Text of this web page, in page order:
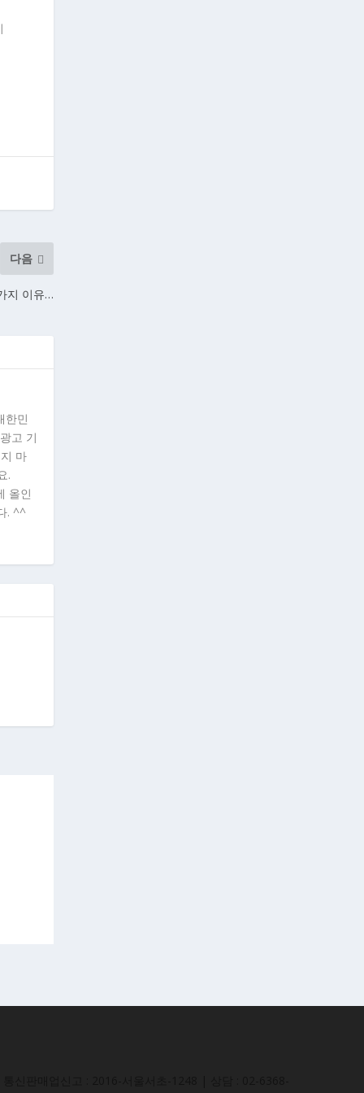
다음
지 이유…
한민
고 기
마
.
올인
. ^^